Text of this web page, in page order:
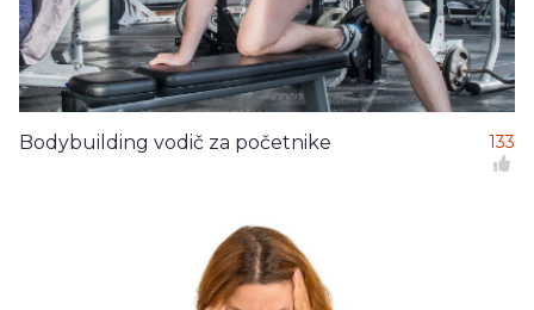
Bodybuilding vodič za početnike 133